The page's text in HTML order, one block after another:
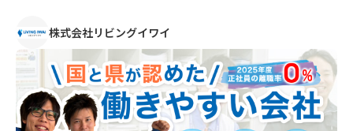
株式会社リビングイワイ